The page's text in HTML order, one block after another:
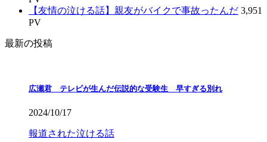
【友情の泣ける話】親友がバイクで事故ったんだ 3,951
PV
最新の投稿
広瀬君 テレビが生んだ伝説的な受験生 早すぎる別れ
2024/10/17
報道された泣ける話